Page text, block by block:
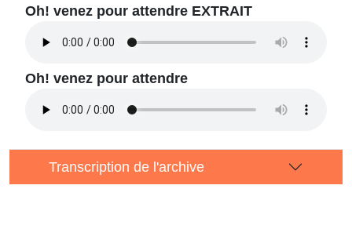
Oh! venez pour attendre EXTRAIT
Oh! venez pour attendre
Transcription de l'archive